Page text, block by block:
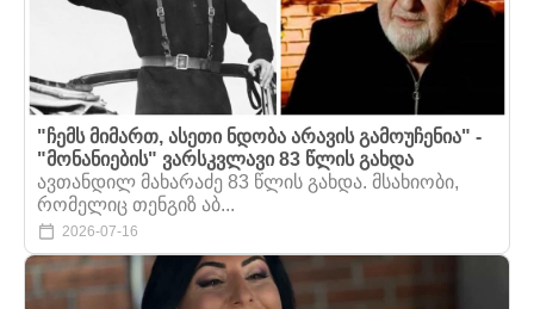
"ჩემს მიმართ, ასეთი ნდობა არავის გამოუჩენია" -
"მონანიების" ვარსკვლავი 83 წლის გახდა
ავთანდილ მახარაძე 83 წლის გახდა. მსახიობი,
რომელიც თენგიზ აბ...
2026-07-16